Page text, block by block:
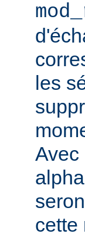
les
Avec
cette